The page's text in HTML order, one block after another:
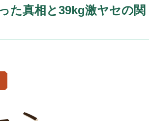
た真相と39kg激ヤセの関